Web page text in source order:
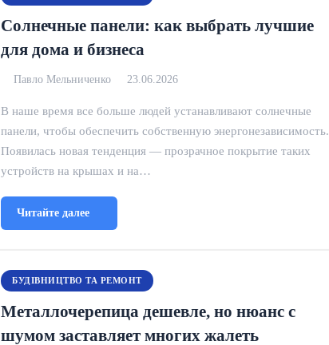
Солнечные панели: как выбрать лучшие
для дома и бизнеса
Павло Мельниченко 23.06.2026
В наше время все больше людей устанавливают солнечные
панели, чтобы обеспечить собственную энергонезависимость.
Появилась новая тенденция — прозрачное покрытие таких
устройств на крышах и на…
Читайте далее
БУДІВНИЦТВО ТА РЕМОНТ
Металлочерепица дешевле, но нюанс с
шумом заставляет многих жалеть